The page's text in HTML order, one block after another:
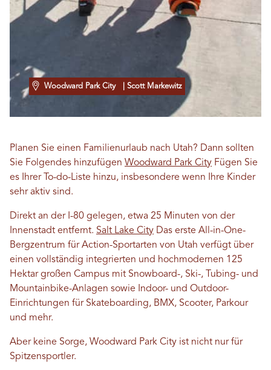
Woodward Park City | Scott Markewitz
Planen Sie einen Familienurlaub nach Utah? Dann sollten
Sie Folgendes hinzufügen Woodward Park City Fügen Sie
es Ihrer To-do-Liste hinzu, insbesondere wenn Ihre Kinder
sehr aktiv sind.
Direkt an der I-80 gelegen, etwa 25 Minuten von der
Innenstadt entfernt. Salt Lake City Das erste All-in-One-
Bergzentrum für Action-Sportarten von Utah verfügt über
einen vollständig integrierten und hochmodernen 125
Hektar großen Campus mit Snowboard-, Ski-, Tubing- und
Mountainbike-Anlagen sowie Indoor- und Outdoor-
Einrichtungen für Skateboarding, BMX, Scooter, Parkour
und mehr.
Aber keine Sorge, Woodward Park City ist nicht nur für
Spitzensportler.